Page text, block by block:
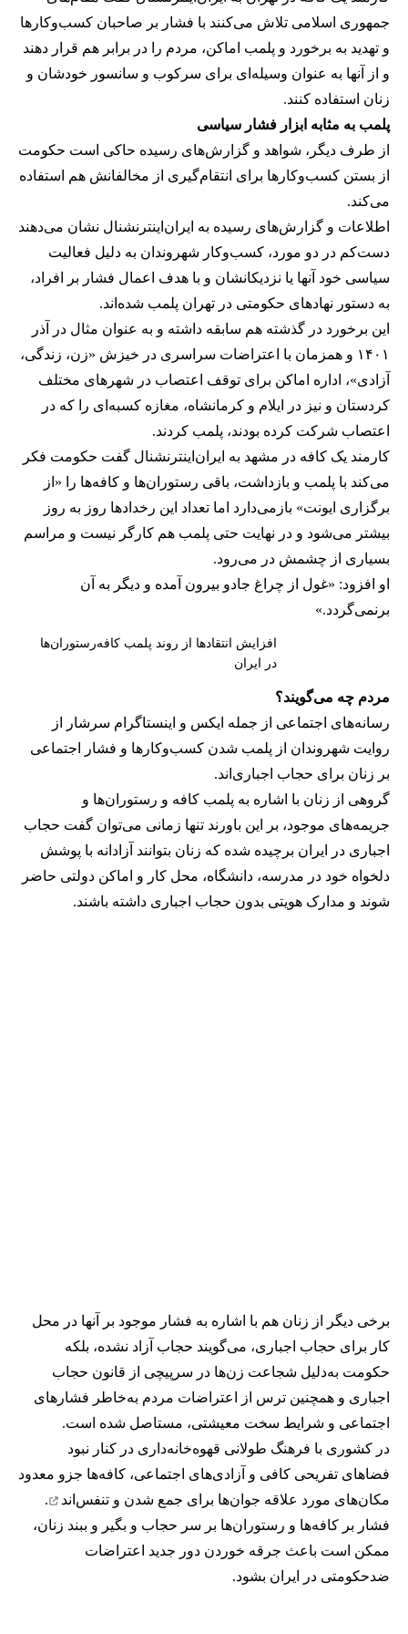
جمهوری اسلامی تلاش می‌کنند با فشار بر صاحبان کسب‌وکارها
و تهدید به برخورد و پلمب اماکن، مردم را در برابر هم قرار دهند
و از آنها به عنوان وسیله‌ای برای سرکوب و سانسور خودشان و
زنان استفاده کنند.
پلمب به مثابه ابزار فشار سیاسی
از طرف دیگر، شواهد و گزارش‌های رسیده حاکی است حکومت
از بستن کسب‌وکارها برای انتقام‌گیری از مخالفانش هم استفاده
می‌کند.
اطلاعات و گزارش‌های رسیده به ایران‌اینترنشنال نشان می‌دهند
دست‌کم در دو مورد، کسب‌وکار شهروندان به دلیل فعالیت
سیاسی خود آنها یا نزدیکانشان و با هدف اعمال فشار بر افراد،
به دستور نهادهای حکومتی در تهران پلمب شده‌اند.
این برخورد در گذشته هم سابقه داشته و به عنوان مثال در آذر
۱۴۰۱ و همزمان با اعتراضات سراسری در خیزش «زن، زندگی،
آزادی»، اداره اماکن برای توقف اعتصاب در شهرهای مختلف
کردستان و نیز در ایلام و کرمانشاه، مغازه کسبه‌ای را که در
اعتصاب شرکت کرده بودند، پلمب کردند.
کارمند یک کافه در مشهد به ایران‌اینترنشنال گفت حکومت فکر
می‌کند با پلمب و بازداشت، باقی رستوران‌ها و کافه‌ها را «از
برگزاری ایونت» بازمی‌دارد اما تعداد این رخدادها روز به روز
بیشتر می‌شود و در نهایت حتی پلمب هم کارگر نیست و مراسم
بسیاری از چشمش در می‌رود.
او افزود: «غول از چراغ جادو بیرون آمده و دیگر به آن
برنمی‎‌گردد.»
افزایش انتقادها از روند پلمب کافه‌رستوران‌ها
در ایران
مردم چه می‌گویند؟
رسانه‎‌های اجتماعی از جمله ایکس و اینستاگرام سرشار از
روایت شهروندان از پلمب شدن کسب‌وکارها و فشار اجتماعی
بر زنان برای حجاب اجباری‌اند.
گروهی از زنان با اشاره به پلمب کافه و رستوران‌ها و
جریمه‌های موجود، بر این باورند تنها زمانی می‌توان گفت حجاب
اجباری در ایران برچیده شده که زنان بتوانند آزادانه با پوشش
دلخواه خود در مدرسه، دانشگاه، محل کار و اماکن دولتی حاضر
شوند و مدارک هویتی بدون حجاب اجباری داشته باشند.
برخی دیگر از زنان هم با اشاره به فشار موجود بر آنها در محل
کار برای حجاب اجباری، می‌گویند حجاب آزاد نشده، بلکه
حکومت به‌دلیل شجاعت زن‌ها در سرپیچی از قانون حجاب
اجباری و همچنین ترس از اعتراضات مردم به‌خاطر فشارهای
اجتماعی و شرایط سخت معیشتی، مستاصل شده است.
در کشوری با فرهنگ طولانی قهوه‌‌خانه‌داری در کنار نبود
فضاهای تفریحی کافی و آزادی‌های اجتماعی، کافه‌ها جزو معدود
مکان‌های مورد علاقه جوان‌ها برای جمع شدن و تنفس‌اند
.
فشار بر کافه‌ها و رستوران‌ها بر سر حجاب و بگیر و ببند زنان،
ممکن است باعث جرقه خوردن دور جدید اعتراضات
ضدحکومتی در ایران بشود.